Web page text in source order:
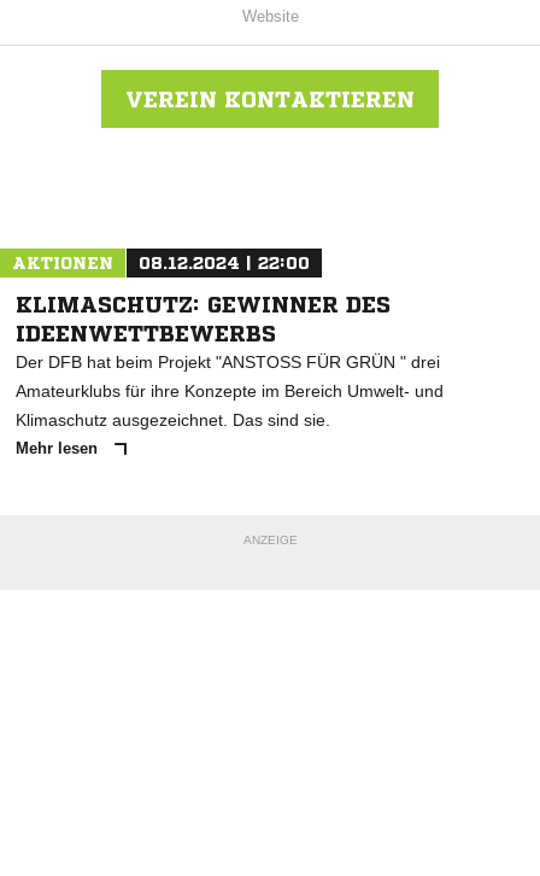
Website
VEREIN KONTAKTIEREN
AKTIONEN 08.12.2024 | 22:00
KLIMASCHUTZ: GEWINNER DES
IDEENWETTBEWERBS
Der DFB hat beim Projekt "ANSTOSS FÜR GRÜN " drei
Amateurklubs für ihre Konzepte im Bereich Umwelt- und
Klimaschutz ausgezeichnet. Das sind sie.
Mehr lesen
ANZEIGE